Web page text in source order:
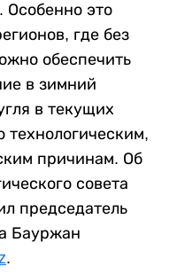
Особенно это
где без
обеспечить
в зимний
в текущих
технологическим,
причинам. Об
совета
председатель
Бауржан
.